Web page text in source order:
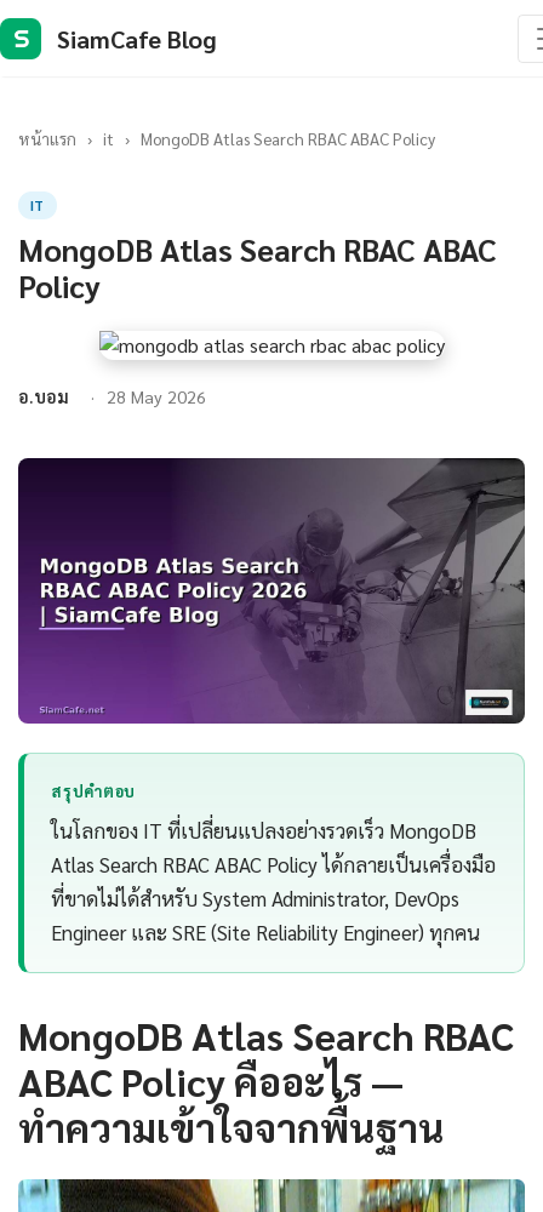
S SiamCafe Blog
หน้าแรก › it › MongoDB Atlas Search RBAC ABAC Policy
IT
MongoDB Atlas Search RBAC ABAC
Policy
อ.บอม 28 May 2026
สรุปคำตอบ
ในโลกของ IT ที่เปลี่ยนแปลงอย่างรวดเร็ว MongoDB
Atlas Search RBAC ABAC Policy ได้กลายเป็นเครื่องมือ
ที่ขาดไม่ได้สำหรับ System Administrator, DevOps
Engineer และ SRE (Site Reliability Engineer) ทุกคน
MongoDB Atlas Search RBAC
ABAC Policy คืออะไร —
ทำความเข้าใจจากพื้นฐาน